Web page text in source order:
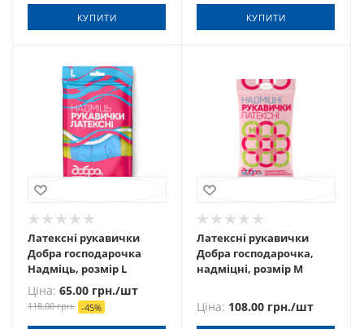
КУПИТИ КУПИТИ
Латексні рукавички
Добра господарочка
Надміць, розмір L
Ціна: 65.00 грн./шт
118.00грн. -45%
Латексні рукавички
Добра господарочка,
надміцні, розмір М
Ціна: 108.00 грн./шт